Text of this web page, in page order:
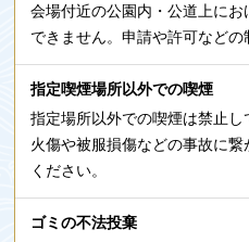
会場付近の公園内・公道上に
できません。申請や許可などの
指定喫煙場所以外での喫煙
指定場所以外での喫煙は禁止し
火傷や被服損傷などの事故に
ください。
ゴミの不法投棄